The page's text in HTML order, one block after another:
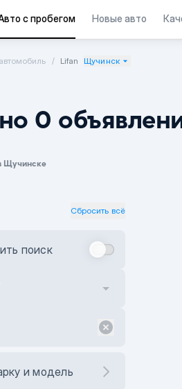
с пробегом Новые авто
Lifan Щучинск
0
Щучинске
Сбросить всё
поиск
и модель